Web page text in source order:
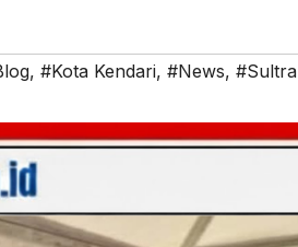
, #Kota Kendari, #News, #Sultra